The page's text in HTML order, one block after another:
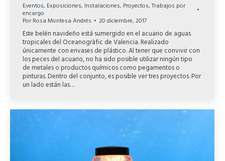
Eventos, Exposiciones, Instalaciones, Proyectos,Trabajos por
encargo
Por Rosa Montesa Andrés 20 diciembre, 2017
Este belén navideño está sumergido en el acuario de aguas
tropicales del Oceanogràfic de Valencia. Realizado
únicamente con envases de plástico. Al tener que convivir con
los peces del acuario, no ha sido posible utilizar ningún tipo
de metales o productos químicos como pegamentos o
pinturas. Dentro del conjunto, es posible ver tres proyectos. Por
un lado están las…